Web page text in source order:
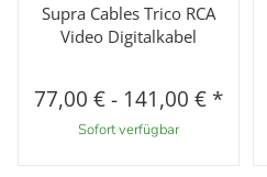
Supra Cables Trico RCA
Video Digitalkabel
77,00 €- 141,00 € *
Sofort verfügbar